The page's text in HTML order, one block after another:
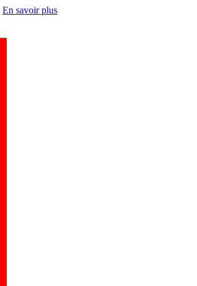
En savoir plus